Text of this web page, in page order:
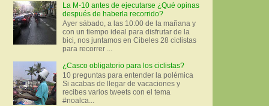
La M-10 antes de ejecutarse ¿Qué opinas
después de haberla recorrido?
Ayer sábado, a las 10:00 de la mañana y
con un tiempo ideal para disfrutar de la
bici, nos juntamos en Cibeles 28 ciclistas
para recorrer ...
¿Casco obligatorio para los ciclistas?
10 preguntas para entender la polémica
Si acabas de llegar de vacaciones y
recibes varios tweets con el tema
#noalca...